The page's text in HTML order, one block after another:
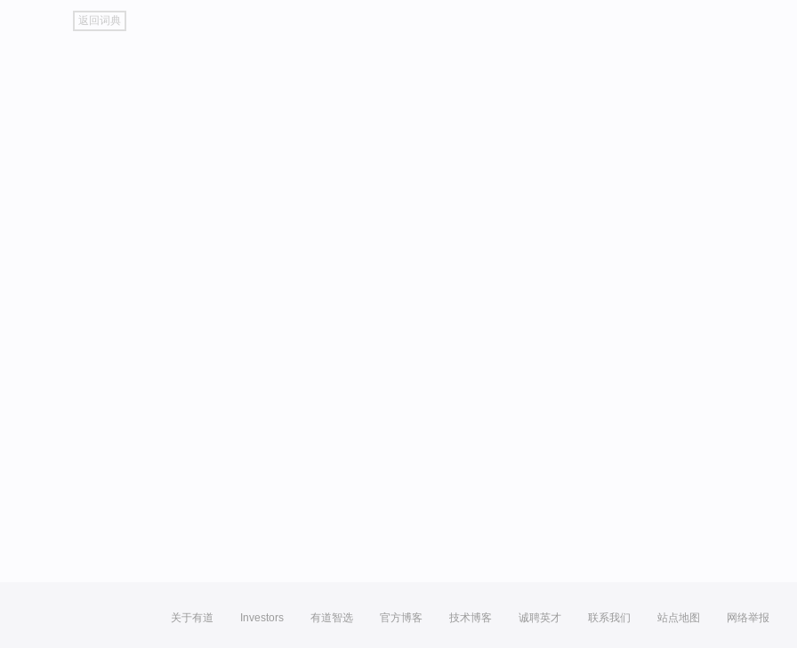
go
top
返回词典
关于有道 Investors 有道智选 官方博客 技术博客 诚聘英才 联系我们 站点地图 网络举报